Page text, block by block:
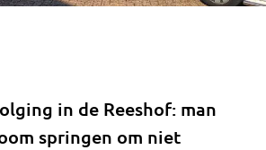
in de Reeshof: man
springen om niet